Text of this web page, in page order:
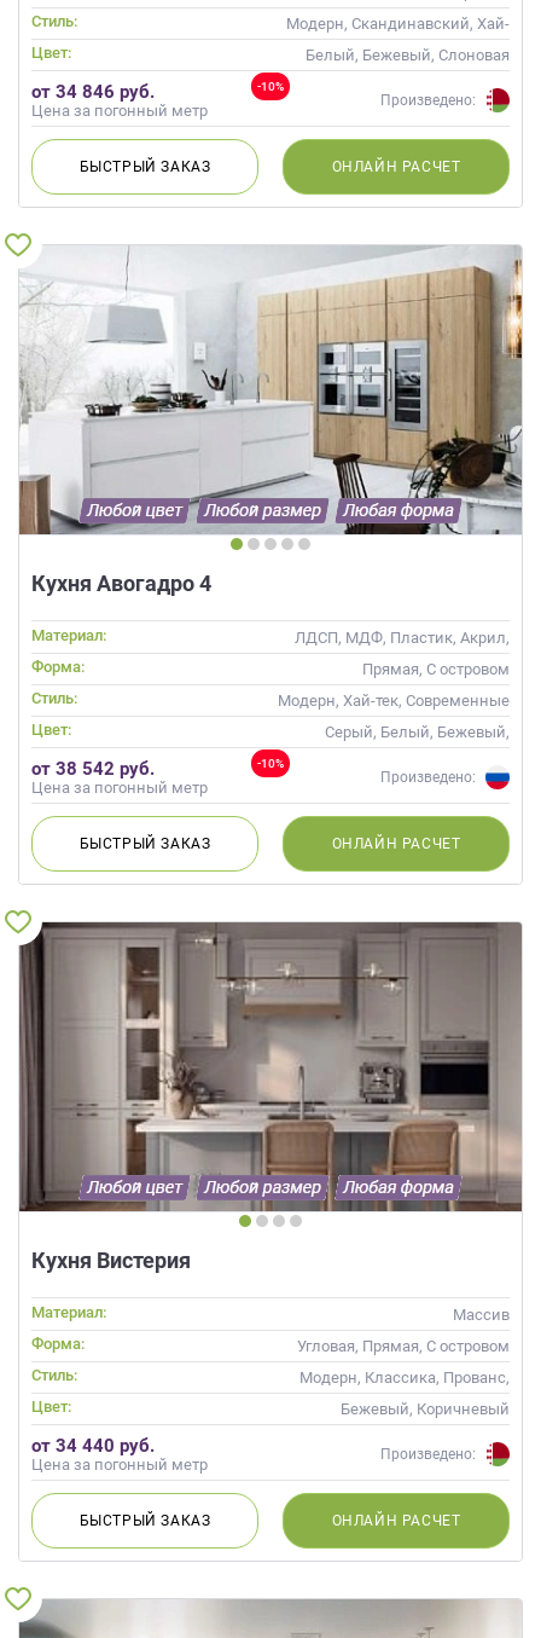
Стиль:
Модерн, Скандинавский, Хай-
тек, Современные
Цвет:
Белый, Бежевый, Слоновая
кость, Кремовый, Коричневый
-10%
от 34 846 руб.
Цена за погонный метр
Произведено:
БЫСТРЫЙЗАКАЗ ОНЛАЙН РАСЧЕТ
Кухня Авогадро 4
Материал:
ЛДСП, МДФ, Пластик, Акрил,
Alvic / УФ лак, Эмаль, Шпон
Форма:
Прямая, С островом
Стиль:
Модерн, Хай-тек, Современные
Цвет:
Серый, Белый, Бежевый,
Слоновая кость, Кремовый,
Коричневый, Капучино
-10%
от 38 542 руб.
Цена за погонный метр
Произведено:
БЫСТРЫЙЗАКАЗ ОНЛАЙН РАСЧЕТ
Кухня Вистерия
Материал:
Массив
Форма:
Угловая, Прямая, С островом
Стиль:
Модерн, Классика, Прованс,
Скандинавский, Неоклассика,
Современные
Цвет: Бежевый, Коричневый
от 34 440 руб.
Цена за погонный метр
Произведено:
БЫСТРЫЙЗАКАЗ ОНЛАЙН РАСЧЕТ